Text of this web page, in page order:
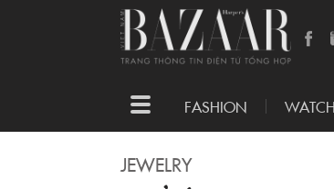
Toggle
navigation
FASHION
JEWELRY